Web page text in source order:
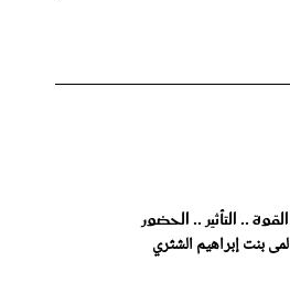
القوة .. التأثير .. الحضور
لمى بنت إبراهيم الشثري